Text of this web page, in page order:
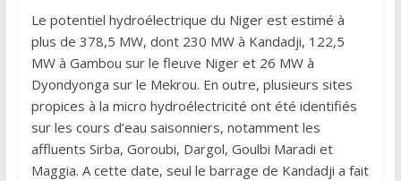
Le potentiel hydroélectrique du Niger est estimé à
plus de 378,5 MW, dont 230 MW à Kandadji, 122,5
MW à Gambou sur le fleuve Niger et 26 MW à
Dyondyonga sur le Mekrou. En outre, plusieurs sites
propices à la micro hydroélectricité ont été identifiés
sur les cours d’eau saisonniers, notamment les
affluents Sirba, Goroubi, Dargol, Goulbi Maradi et
Maggia. A cette date, seul le barrage de Kandadji a fait